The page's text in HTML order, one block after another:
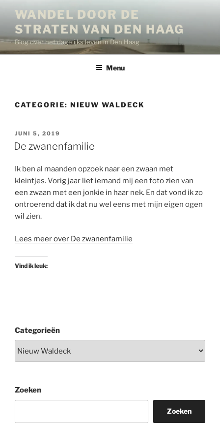
inhoud
WANDEL DOOR DE
STRATEN VAN DEN HAAG
Blog over het dagelijks leven in Den Haag
Menu
CATEGORIE: NIEUW WALDECK
GEPLAATST
OP
JUNI 5, 2019
De zwanenfamilie
Ik ben al maanden opzoek naar een zwaan met
kleintjes. Vorig jaar liet iemand mij een foto zien van
een zwaan met een jonkie in haar nek. En dat vond ik zo
ontroerend dat ik dat nu wel eens met mijn eigen ogen
wil zien.
Lees meer over De zwanenfamilie
Vind ik leuk:
Categorieën
Zoeken
Zoeken